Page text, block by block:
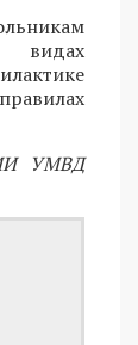
видах
УМВД